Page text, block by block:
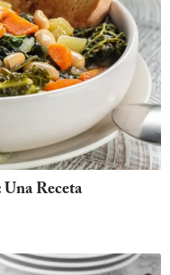
Una Receta